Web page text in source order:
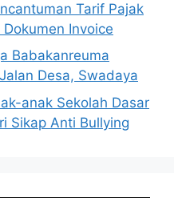
Tarif Pajak
Invoice
Babakanreuma
Desa, Swadaya
anak Sekolah Dasar
Sikap Anti Bullying